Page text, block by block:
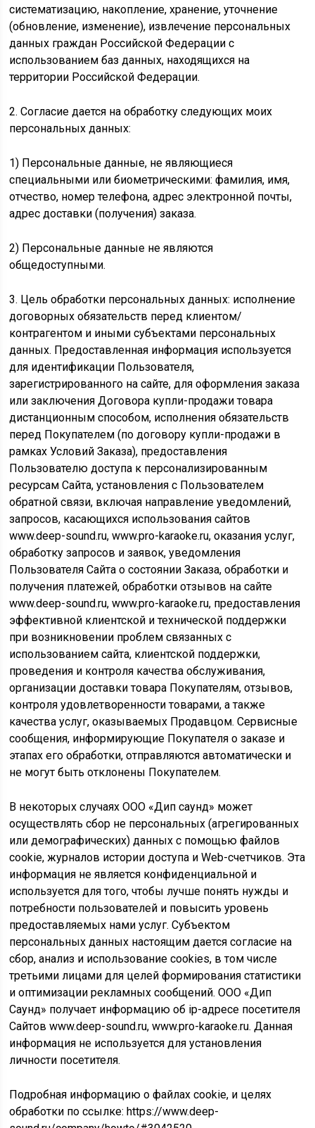
систематизацию, накопление, хранение, уточнение
(обновление, изменение), извлечение персональных
данных граждан Российской Федерации с
использованием баз данных, находящихся на
территории Российской Федерации.
2. Согласие дается на обработку следующих моих
персональных данных:
1) Персональные данные, не являющиеся
специальными или биометрическими: фамилия, имя,
отчество, номер телефона, адрес электронной почты,
адрес доставки (получения) заказа.
2) Персональные данные не являются
общедоступными.
3. Цель обработки персональных данных: исполнение
договорных обязательств перед клиентом/
контрагентом и иными субъектами персональных
данных. Предоставленная информация используется
для идентификации Пользователя,
зарегистрированного на сайте, для оформления заказа
или заключения Договора купли-продажи товара
дистанционным способом, исполнения обязательств
перед Покупателем (по договору купли-продажи в
рамках Условий Заказа), предоставления
Пользователю доступа к персонализированным
ресурсам Сайта, установления с Пользователем
обратной связи, включая направление уведомлений,
запросов, касающихся использования сайтов
www.deep-sound.ru, www.pro-karaoke.ru, оказания услуг,
обработку запросов и заявок, уведомления
Пользователя Сайта о состоянии Заказа, обработки и
получения платежей, обработки отзывов на сайте
www.deep-sound.ru, www.pro-karaoke.ru, предоставления
эффективной клиентской и технической поддержки
при возникновении проблем связанных с
использованием сайта, клиентской поддержки,
проведения и контроля качества обслуживания,
организации доставки товара Покупателям, отзывов,
контроля удовлетворенности товарами, а также
качества услуг, оказываемых Продавцом. Сервисные
сообщения, информирующие Покупателя о заказе и
этапах его обработки, отправляются автоматически и
не могут быть отклонены Покупателем.
В некоторых случаях ООО «Дип саунд» может
осуществлять сбор не персональных (агрегированных
или демографических) данных с помощью файлов
cookie, журналов истории доступа и Web-счетчиков. Эта
информация не является конфиденциальной и
используется для того, чтобы лучше понять нужды и
потребности пользователей и повысить уровень
предоставляемых нами услуг. Субъектом
персональных данных настоящим дается согласие на
сбор, анализ и использование cookies, в том числе
третьими лицами для целей формирования статистики
и оптимизации рекламных сообщений. ООО «Дип
Саунд» получает информацию об ip-адресе посетителя
Сайтов www.deep-sound.ru, www.pro-karaoke.ru. Данная
информация не используется для установления
личности посетителя.
Подробная информацию о файлах cookie, и целях
обработки по ссылке: https://www.deep-